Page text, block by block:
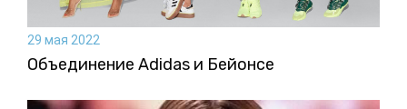
29 мая 2022
Объединение Adidas и Бейонсе